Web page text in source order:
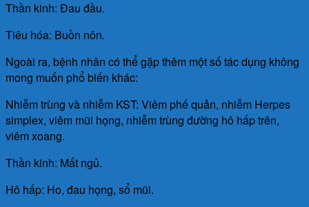
Thần kinh: Đau đầu.
Tiêu hóa: Buồn nôn.
Ngoài ra, bệnh nhân có thể gặp thêm một số tác dụng không
mong muốn phổ biến khác:
Nhiễm trùng và nhiễm KST: Viêm phế quản, nhiễm Herpes
simplex, viêm mũi họng, nhiễm trùng đường hô hấp trên,
viêm xoang.
Thần kinh: Mất ngủ.
Hô hấp: Ho, đau họng, sổ mũi.